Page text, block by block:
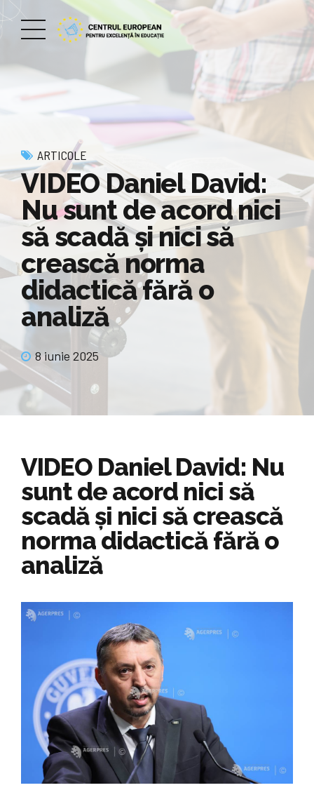
ARTICOLE
VIDEO Daniel David:
Nu sunt de acord nici
să scadă și nici să
crească norma
didactică fără o
analiză
8 iunie 2025
VIDEO Daniel David: Nu
sunt de acord nici să
scadă și nici să crească
norma didactică fără o
analiză